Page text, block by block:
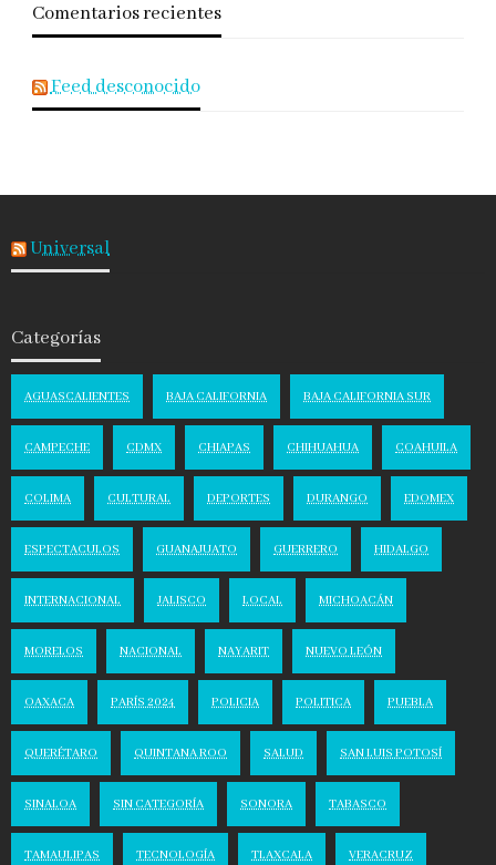
Comentarios recientes
Feed desconocido
Universal
Categorías
AGUASCALIENTES BAJA CALIFORNIA BAJA CALIFORNIA SUR
CAMPECHE CDMX CHIAPAS CHIHUAHUA COAHUILA
COLIMA CULTURAL DEPORTES DURANGO EDOMEX
ESPECTACULOS GUANAJUATO GUERRERO HIDALGO
INTERNACIONAL JALISCO LOCAL MICHOACÁN
MORELOS NACIONAL NAYARIT NUEVO LEÓN
OAXACA PARÍS 2024 POLICIA POLITICA PUEBLA
QUERÉTARO QUINTANA ROO SALUD SAN LUIS POTOSÍ
SINALOA SIN CATEGORÍA SONORA TABASCO
TAMAULIPAS TECNOLOGÍA TLAXCALA VERACRUZ